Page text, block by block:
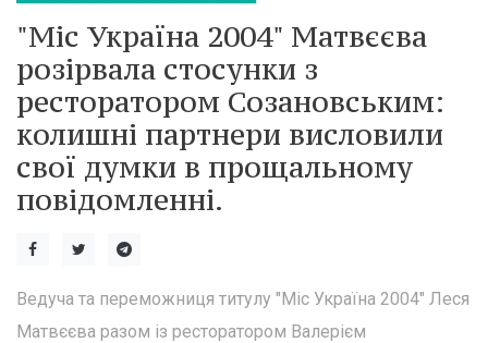
"Міс Україна 2004" Матвєєва
розірвала стосунки з
ресторатором Созановським:
колишні партнери висловили
свої думки в прощальному
повідомленні.
Ведуча та переможниця титулу "Міс Україна 2004" Леся
Матвєєва разом із ресторатором Валерієм